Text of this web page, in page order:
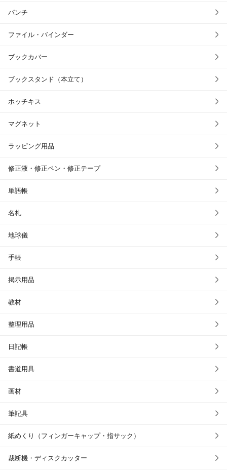
パンチ
ファイル・バインダー
ブックカバー
ブックスタンド（本立て）
ホッチキス
マグネット
ラッピング用品
修正液・修正ペン・修正テープ
単語帳
名札
地球儀
手帳
掲示用品
教材
整理用品
日記帳
書道用具
画材
筆記具
紙めくり（フィンガーキャップ・指サック）
裁断機・ディスクカッター